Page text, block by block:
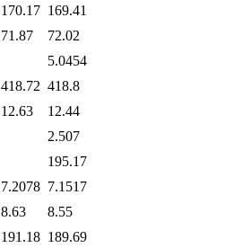
170.17 169.41
71.87
72.02
5.0454
418.72 418.8
12.63
12.44
2.507
195.17
7.2078 7.1517
8.63
8.55
191.18 189.69